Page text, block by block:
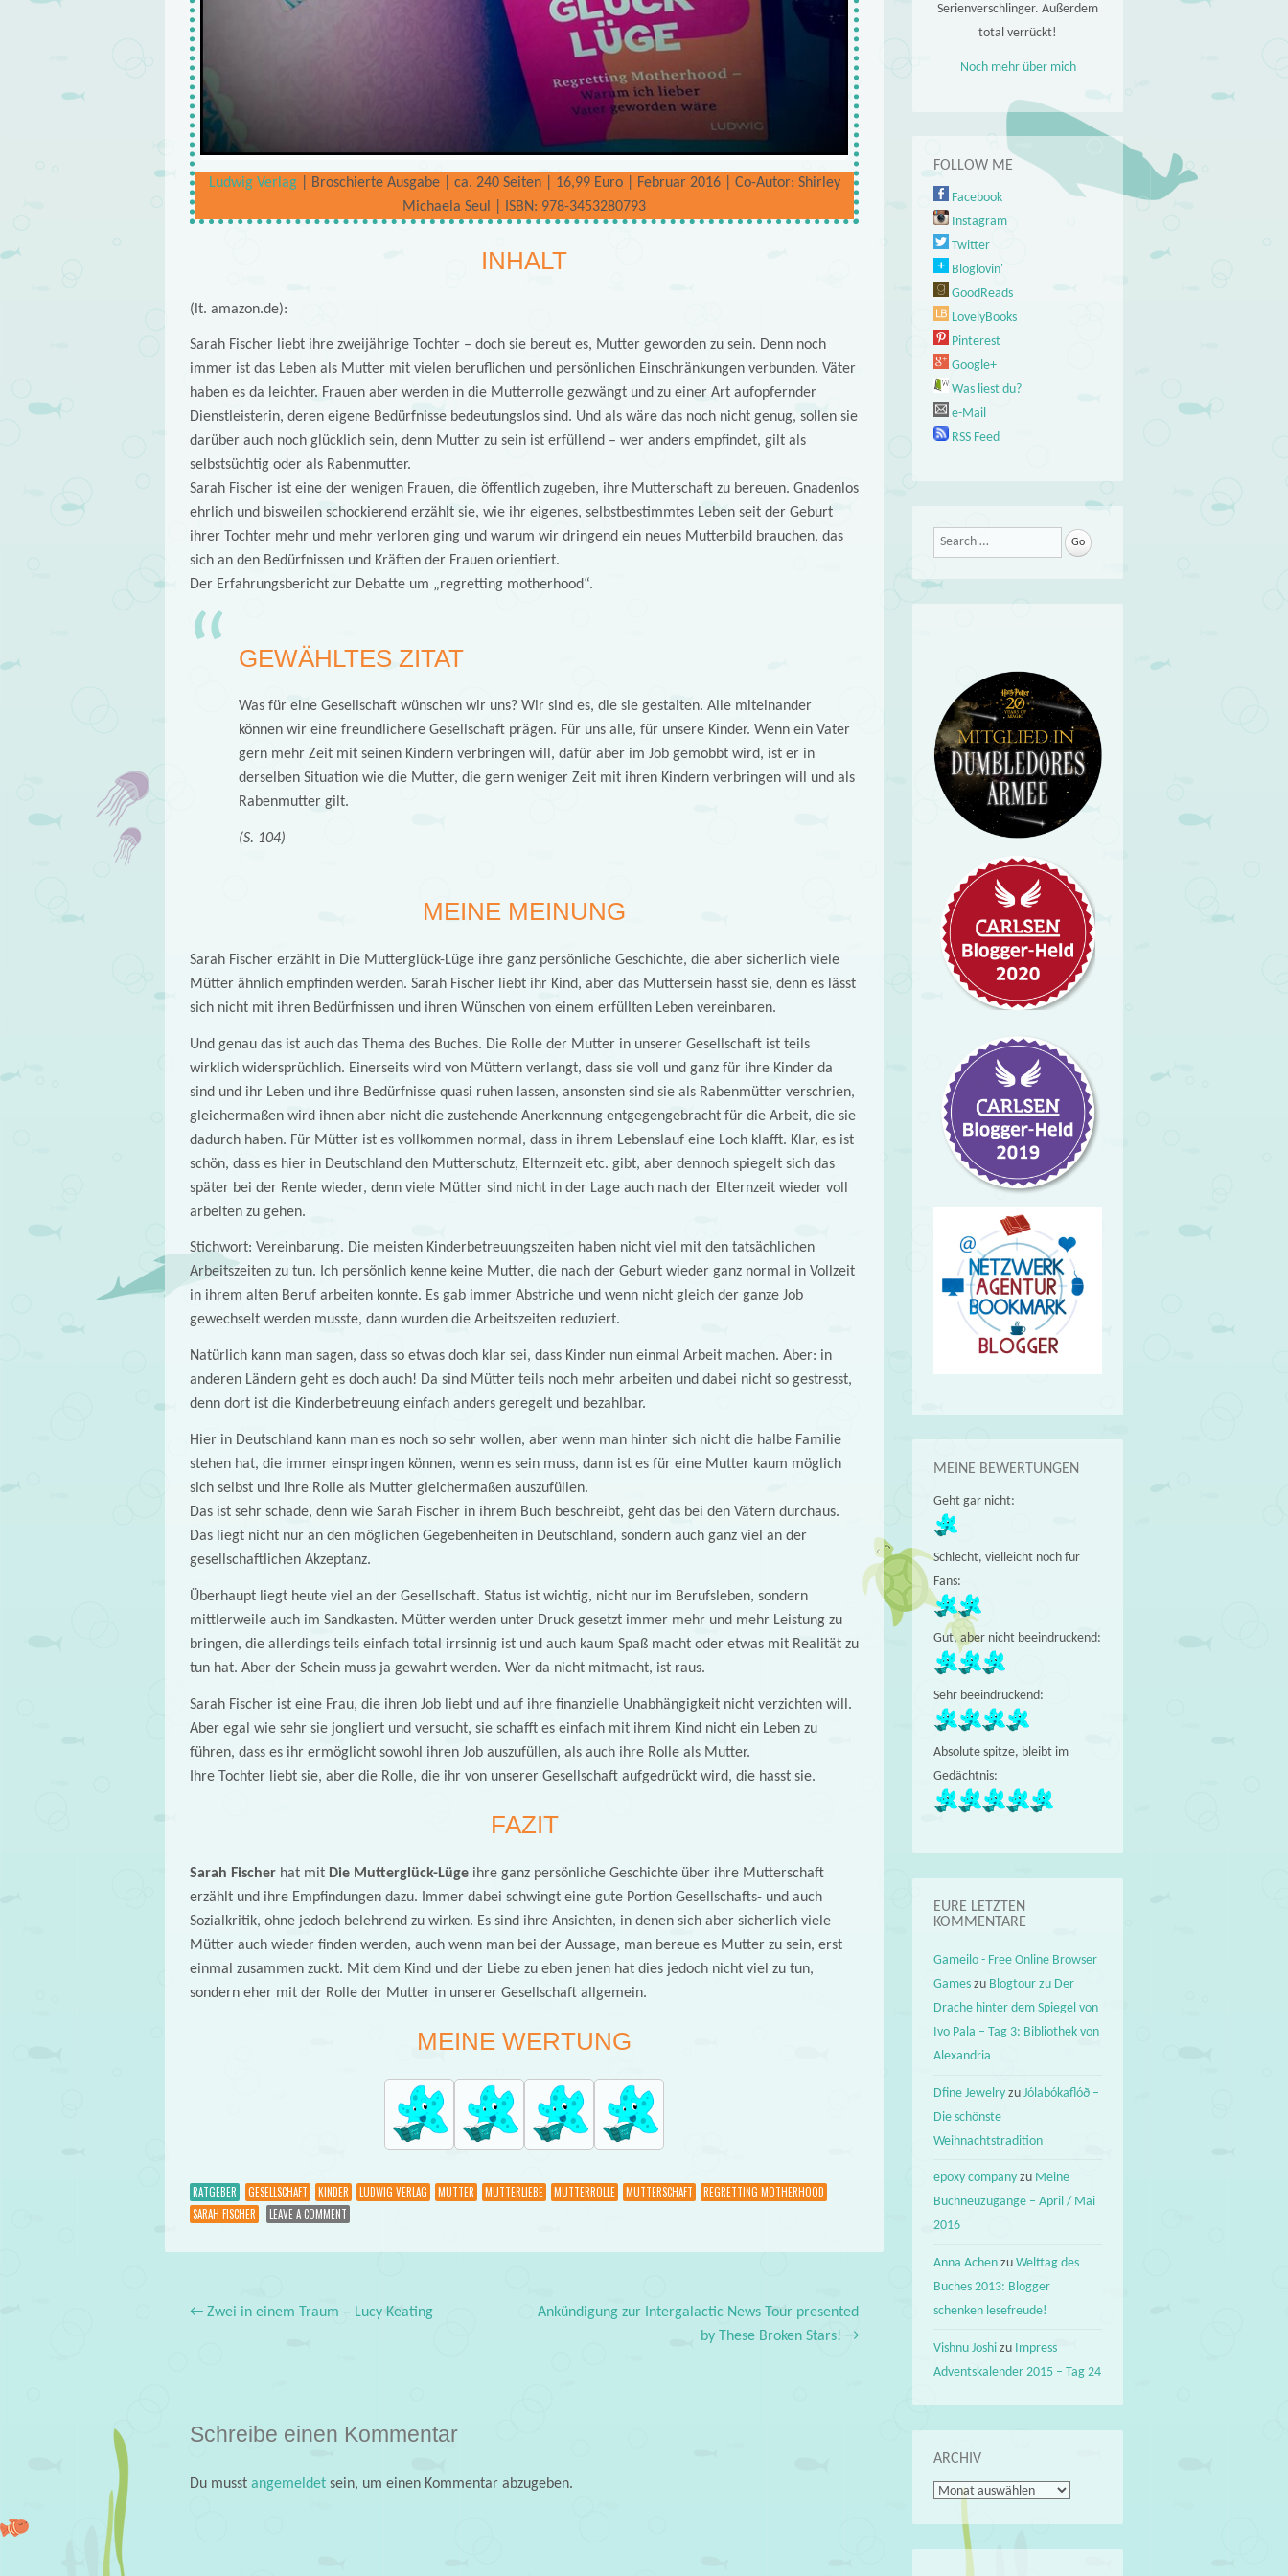
Ludwig Verlag| Broschierte Ausgabe | ca. 240 Seiten | 16,99 Euro | Februar 2016 | Co-Autor: Shirley
Michaela Seul | ISBN: 978-3453280793
INHALT
(lt. amazon.de):
Sarah Fischer liebt ihre zweijährige Tochter – doch sie bereut es, Mutter geworden zu sein. Denn noch
immer ist das Leben als Mutter mit vielen beruflichen und persönlichen Einschränkungen verbunden. Väter
haben es da leichter. Frauen aber werden in die Mutterrolle gezwängt und zu einer Art aufopfernder
Dienstleisterin, deren eigene Bedürfnisse bedeutungslos sind. Und als wäre das noch nicht genug, sollen sie
darüber auch noch glücklich sein, denn Mutter zu sein ist erfüllend – wer anders empfindet, gilt als
selbstsüchtig oder als Rabenmutter.
Sarah Fischer ist eine der wenigen Frauen, die öffentlich zugeben, ihre Mutterschaft zu bereuen. Gnadenlos
ehrlich und bisweilen schockierend erzählt sie, wie ihr eigenes, selbstbestimmtes Leben seit der Geburt
ihrer Tochter mehr und mehr verloren ging und warum wir dringend ein neues Mutterbild brauchen, das
sich an den Bedürfnissen und Kräften der Frauen orientiert.
Der Erfahrungsbericht zur Debatte um „regretting motherhood“.
GEWÄHLTES ZITAT
Was für eine Gesellschaft wünschen wir uns? Wir sind es, die sie gestalten. Alle miteinander
können wir eine freundlichere Gesellschaft prägen. Für uns alle, für unsere Kinder. Wenn ein Vater
gern mehr Zeit mit seinen Kindern verbringen will, dafür aber im Job gemobbt wird, ist er in
derselben Situation wie die Mutter, die gern weniger Zeit mit ihren Kindern verbringen will und als
Rabenmutter gilt.
(S. 104)
MEINE MEINUNG
Sarah Fischer erzählt in Die Mutterglück-Lüge ihre ganz persönliche Geschichte, die aber sicherlich viele
Mütter ähnlich empfinden werden. Sarah Fischer liebt ihr Kind, aber das Muttersein hasst sie, denn es lässt
sich nicht mit ihren Bedürfnissen und ihren Wünschen von einem erfüllten Leben vereinbaren.
Und genau das ist auch das Thema des Buches. Die Rolle der Mutter in unserer Gesellschaft ist teils
wirklich widersprüchlich. Einerseits wird von Müttern verlangt, dass sie voll und ganz für ihre Kinder da
sind und ihr Leben und ihre Bedürfnisse quasi ruhen lassen, ansonsten sind sie als Rabenmütter verschrien,
gleichermaßen wird ihnen aber nicht die zustehende Anerkennung entgegengebracht für die Arbeit, die sie
dadurch haben. Für Mütter ist es vollkommen normal, dass in ihrem Lebenslauf eine Loch klafft. Klar, es ist
schön, dass es hier in Deutschland den Mutterschutz, Elternzeit etc. gibt, aber dennoch spiegelt sich das
später bei der Rente wieder, denn viele Mütter sind nicht in der Lage auch nach der Elternzeit wieder voll
arbeiten zu gehen.
Stichwort: Vereinbarung. Die meisten Kinderbetreuungszeiten haben nicht viel mit den tatsächlichen
Arbeitszeiten zu tun. Ich persönlich kenne keine Mutter, die nach der Geburt wieder ganz normal in Vollzeit
in ihrem alten Beruf arbeiten konnte. Es gab immer Abstriche und wenn nicht gleich der ganze Job
gewechselt werden musste, dann wurden die Arbeitszeiten reduziert.
Natürlich kann man sagen, dass so etwas doch klar sei, dass Kinder nun einmal Arbeit machen. Aber: in
anderen Ländern geht es doch auch! Da sind Mütter teils noch mehr arbeiten und dabei nicht so gestresst,
denn dort ist die Kinderbetreuung einfach anders geregelt und bezahlbar.
Hier in Deutschland kann man es noch so sehr wollen, aber wenn man hinter sich nicht die halbe Familie
stehen hat, die immer einspringen können, wenn es sein muss, dann ist es für eine Mutter kaum möglich
sich selbst und ihre Rolle als Mutter gleichermaßen auszufüllen.
Das ist sehr schade, denn wie Sarah Fischer in ihrem Buch beschreibt, geht das bei den Vätern durchaus.
Das liegt nicht nur an den möglichen Gegebenheiten in Deutschland, sondern auch ganz viel an der
gesellschaftlichen Akzeptanz.
Überhaupt liegt heute viel an der Gesellschaft. Status ist wichtig, nicht nur im Berufsleben, sondern
mittlerweile auch im Sandkasten. Mütter werden unter Druck gesetzt immer mehr und mehr Leistung zu
bringen, die allerdings teils einfach total irrsinnig ist und auch kaum Spaß macht oder etwas mit Realität zu
tun hat. Aber der Schein muss ja gewahrt werden. Wer da nicht mitmacht, ist raus.
Sarah Fischer ist eine Frau, die ihren Job liebt und auf ihre finanzielle Unabhängigkeit nicht verzichten will.
Aber egal wie sehr sie jongliert und versucht, sie schafft es einfach mit ihrem Kind nicht ein Leben zu
führen, dass es ihr ermöglicht sowohl ihren Job auszufüllen, als auch ihre Rolle als Mutter.
Ihre Tochter liebt sie, aber die Rolle, die ihr von unserer Gesellschaft aufgedrückt wird, die hasst sie.
FAZIT
Sarah Fischerhat mit Die Mutterglück-Lügeihre ganz persönliche Geschichte über ihre Mutterschaft
erzählt und ihre Empfindungen dazu. Immer dabei schwingt eine gute Portion Gesellschafts- und auch
Sozialkritik, ohne jedoch belehrend zu wirken. Es sind ihre Ansichten, in denen sich aber sicherlich viele
Mütter auch wieder finden werden, auch wenn man bei der Aussage, man bereue es Mutter zu sein, erst
einmal zusammen zuckt. Mit dem Kind und der Liebe zu eben jenen hat dies jedoch nicht viel zu tun,
sondern eher mit der Rolle der Mutter in unserer Gesellschaft allgemein.
MEINE WERTUNG
RATGEBER GESELLSCHAFT KINDER LUDWIG VERLAG MUTTER MUTTERLIEBE MUTTERROLLE MUTTERSCHAFT
REGRETTING MOTHERHOOD
SARAH FISCHER
LEAVE A COMMENT
Post navigation
←Zwei in einem Traum – Lucy Keating
Ankündigung zur Intergalactic News Tour presented
by These Broken Stars!→
Schreibe einen Kommentar
Du musst angemeldetsein, um einen Kommentar abzugeben.
Serienverschlinger. Außerdem
total verrückt!
Noch mehr über mich
FOLLOW ME
Facebook
Instagram
Twitter
Bloglovin'
GoodReads
LovelyBooks
Pinterest
Google+
Was liest du?
e-Mail
RSS Feed
Search
MEINE BEWERTUNGEN
Geht gar nicht:
Schlecht, vielleicht noch für
Fans:
Gut, aber nicht beeindruckend:
Sehr beeindruckend:
Absolute spitze, bleibt im
Gedächtnis:
EURE LETZTEN
KOMMENTARE
Gameilo - Free Online Browser
Games zu Blogtour zu Der
Drache hinter dem Spiegel von
Ivo Pala – Tag 3: Bibliothek von
Alexandria
Dfine Jewelry zuJólabókaflóð –
Die schönste
Weihnachtstradition
epoxy company zu Meine
Buchneuzugänge – April / Mai
2016
Anna Achen zuWelttag des
Buches 2013: Blogger
schenken lesefreude!
Vishnu Joshi zu Impress
Adventskalender 2015 – Tag 24
ARCHIV
Archiv